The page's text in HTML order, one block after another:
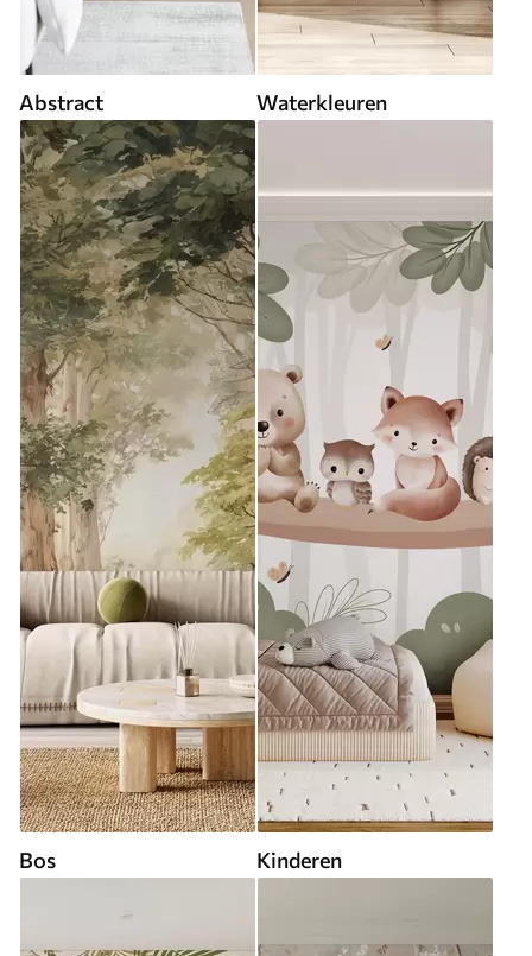
Abstract Waterkleuren
Bos Kinderen